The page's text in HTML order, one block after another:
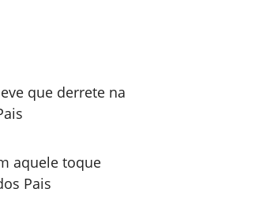
que derrete na
aquele toque
Pais